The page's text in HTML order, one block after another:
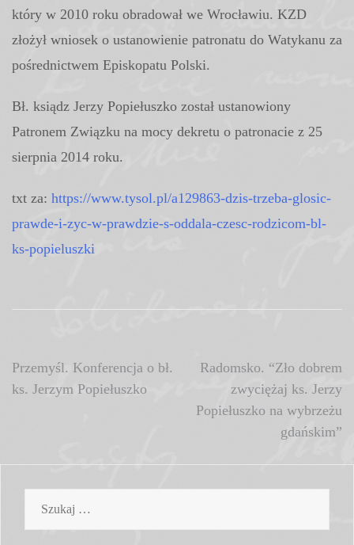
który w 2010 roku obradował we Wrocławiu. KZD
złożył wniosek o ustanowienie patronatu do Watykanu za
pośrednictwem Episkopatu Polski.
Bł. ksiądz Jerzy Popiełuszko został ustanowiony
Patronem Związku na mocy dekretu o patronacie z 25
sierpnia 2014 roku.
txt za: https://www.tysol.pl/a129863-dzis-trzeba-glosic-
prawde-i-zyc-w-prawdzie-s-oddala-czesc-rodzicom-bl-
ks-popieluszki
Nawigacja
wpisu
Przemyśl. Konferencja o bł.
ks. Jerzym Popiełuszko
Radomsko. “Zło dobrem
zwyciężaj ks. Jerzy
Popiełuszko na wybrzeżu
gdańskim”